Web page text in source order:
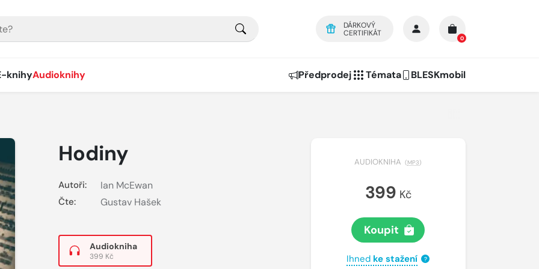
DÁRKOVÝ
CERTIFIKÁT
0
knihyAudioknihy Předprodej Témata BLESKmobil
Hodiny
Autoři: Ian McEwan
Čte: Gustav Hašek
Audiokniha
399 Kč
AUDIOKNIHA (MP3)
399 Kč
Koupit
Ihned ke stažení ?